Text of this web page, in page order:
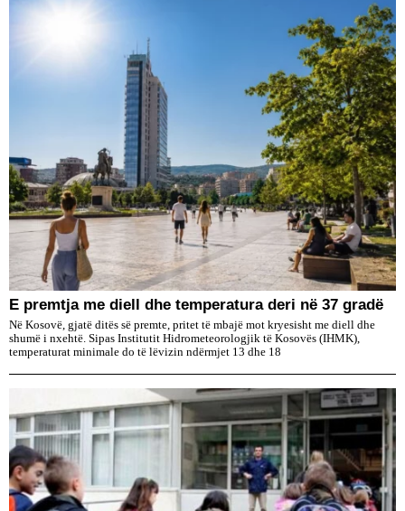
E premtja me diell dhe temperatura deri në 37 gradë
Në Kosovë, gjatë ditës së premte, pritet të mbajë mot kryesisht me diell dhe
shumë i nxehtë. Sipas Institutit Hidrometeorologjik të Kosovës (IHMK),
temperaturat minimale do të lëvizin ndërmjet 13 dhe 18